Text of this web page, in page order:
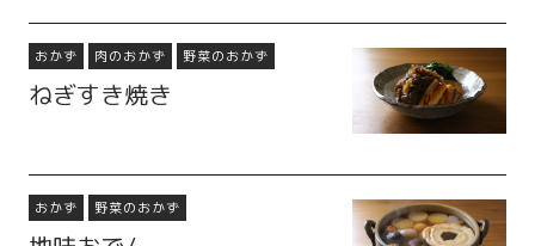
おかず 肉のおかず 野菜のおかず
ねぎすき焼き
おかず 野菜のおかず